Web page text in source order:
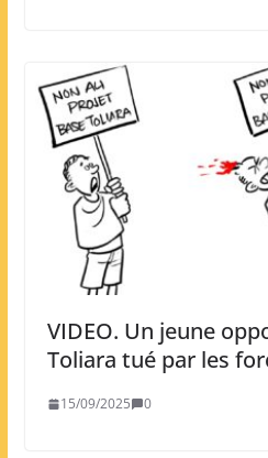
VIDEO. Un jeune
Toliara tué par les
15/09/2025 0